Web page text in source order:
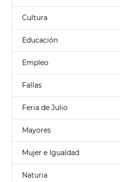
Cultura
Educación
Empleo
Fallas
Feria de Julio
Mayores
Mujer e Igualdad
Naturia